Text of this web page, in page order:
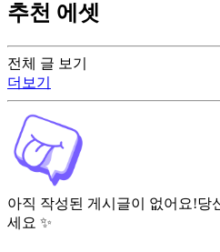
전체 글 보기
더보기
아직 작성된 게시글이 없어요!당
세요 ✨
추천 에셋